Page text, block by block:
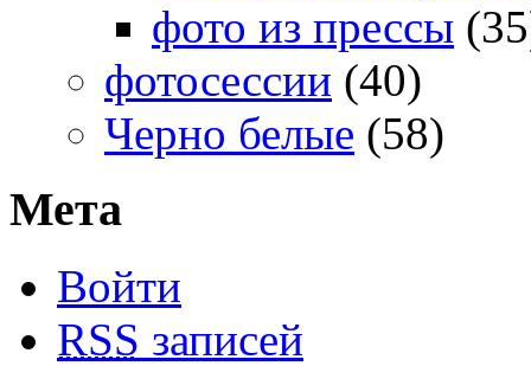
фото из прессы
фотосессии (40)
Черно белые (58)
Мета
Войти
RSS записей